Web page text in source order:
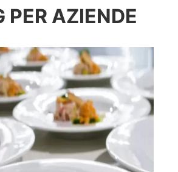
PER AZIENDE